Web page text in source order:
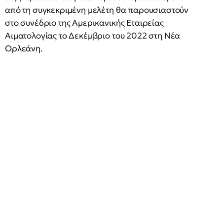
από τη συγκεκριμένη μελέτη θα παρουσιαστούν
στο συνέδριο της Αμερικανικής Εταιρείας
Αιματολογίας το Δεκέμβριο του 2022 στη Νέα
Ορλεάνη.